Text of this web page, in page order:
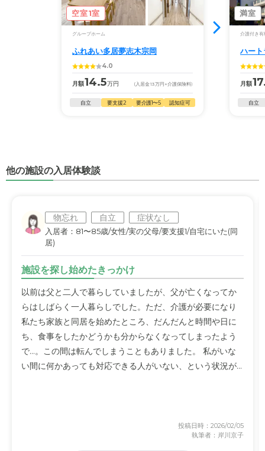
空室1室
グループホーム
ふれあい多居夢志木宗岡
4.0
月額14.5万円 (入居金13万円 +介護保険料)
自立 要支援2 要介護1〜5 認知症可
満室
介護付き有
ハー
月額
自立
他の施設の入居体験談
物忘れ 自立 症状なし
入居者：81〜85歳/女性/実の父母/要支援1/自宅にいた(同
居)
施設を探し始めたきっかけ
以前は父と二人で暮らしていましたが、父が亡くなってか
らはしばらく一人暮らしでした。ただ、介護が必要になり
私たち家族と同居を始めたところ、だんだんと時間や日に
ち、食事をしたかどうかも分からなくなってしまったよう
で…。この間は転んでしまうこともありました。 私がいな
い間に何かあっても対応できる人がいない、という状況が...
投稿日時：2026/02/05
執筆者：岸川京子